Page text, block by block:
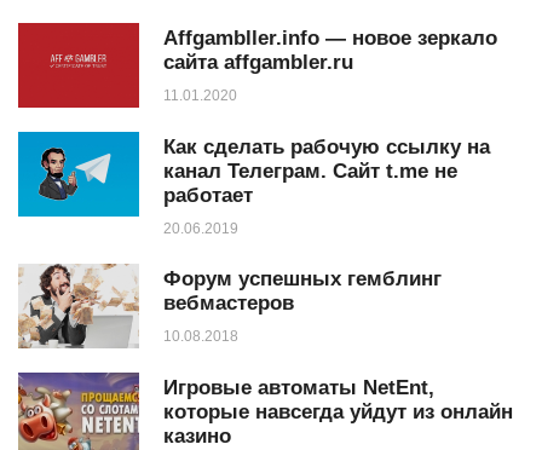
Affgambller.info — новое зеркало
сайта affgambler.ru
11.01.2020
Как сделать рабочую ссылку на
канал Телеграм. Сайт t.me не
работает
20.06.2019
Форум успешных гемблинг
вебмастеров
10.08.2018
Игровые автоматы NetEnt,
которые навсегда уйдут из онлайн
казино